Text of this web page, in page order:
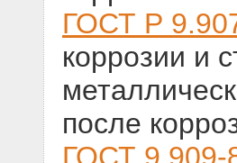
ГОСТ Р
коррозии и
после